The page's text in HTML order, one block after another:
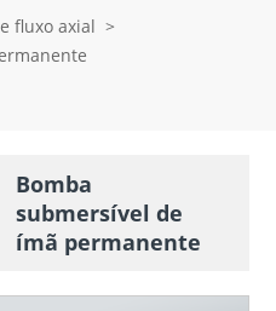
fluxo axial >
Bomba
submersível de
ímã permanente